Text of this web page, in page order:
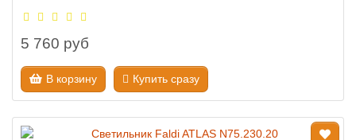
5 760 руб
В корзину Купить сразу